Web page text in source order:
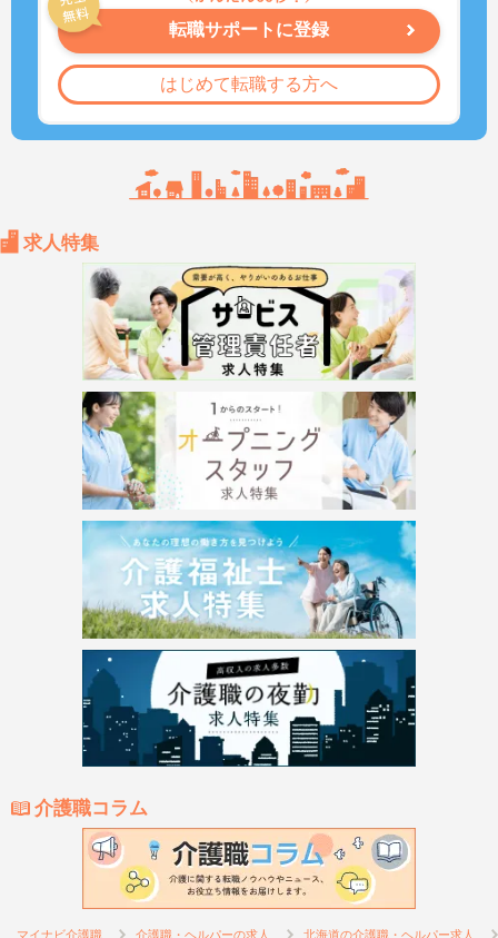
転職サポートに登録
はじめて転職する方へ
求人特集
介護職コラム
マイナビ介護職 介護職・ヘルパーの求人 北海道の介護職・ヘルパー求人